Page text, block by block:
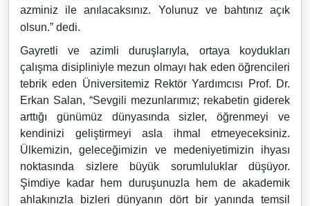
azminiz ile anılacaksınız. Yolunuz ve bahtınız açık
olsun.” dedi.
Gayretli ve azimli duruşlarıyla, ortaya koydukları
çalışma disipliniyle mezun olmayı hak eden öğrencileri
tebrik eden Üniversitemiz Rektör Yardımcısı Prof. Dr.
Erkan Salan, “Sevgili mezunlarımız; rekabetin giderek
arttığı günümüz dünyasında sizler, öğrenmeyi ve
kendinizi geliştirmeyi asla ihmal etmeyeceksiniz.
Ülkemizin, geleceğimizin ve medeniyetimizin ihyası
noktasında sizlere büyük sorumluluklar düşüyor.
Şimdiye kadar hem duruşunuzla hem de akademik
ahlakınızla bizleri dünyanın dört bir yanında temsil